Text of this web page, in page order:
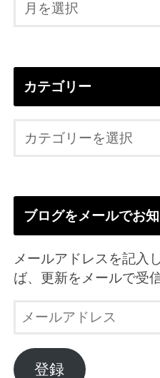
カテゴリー
ブログをメールでお
メールアドレスを記入
ば、更新をメールで受
ル
ア
登録